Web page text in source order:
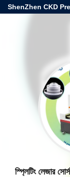
ShenZhen CKD
স্প্লিটিং লেজার